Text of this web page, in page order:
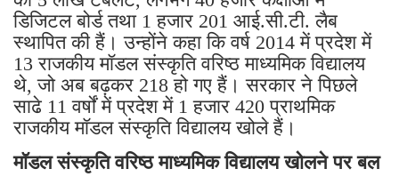
डिजिटल बोर्ड तथा 1 हजार 201 आई.सी.टी. लैब
स्थापित की हैं। उन्होंने कहा कि वर्ष 2014 में प्रदेश में
13 राजकीय मॉडल संस्कृति वरिष्ठ माध्यमिक विद्यालय
थे, जो अब बढ़कर 218 हो गए हैं। सरकार ने पिछले
साढे 11 वर्षों में प्रदेश में 1 हजार 420 प्राथमिक
राजकीय मॉडल संस्कृति विद्यालय खोले हैं।
मॉडल संस्कृति वरिष्ठ माध्यमिक विद्यालय खोलने पर बल